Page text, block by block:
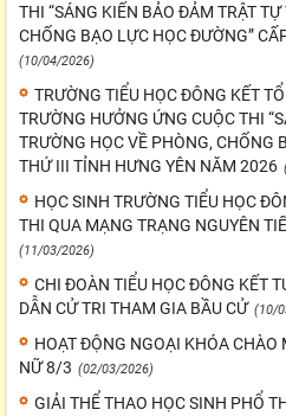
THI “SÁNG KIẾN BẢO ĐẢM TRẬT
CHỐNG BẠO LỰC HỌC ĐƯỜNG”
(10/04/2026)
TRƯỜNG TIỂU HỌC ĐÔNG KẾT
TRƯỜNG HƯỞNG ỨNG CUỘC THI
TRƯỜNG HỌC VỀ PHÒNG, CHỐNG
THỨ III TỈNH HƯNG YÊN NĂM 2026
HỌC SINH TRƯỜNG TIỂU HỌC
THI QUA MẠNG TRẠNG NGUYÊN
(11/03/2026)
CHI ĐOÀN TIỂU HỌC ĐÔNG KẾT
DẪN CỬ TRI THAM GIA BẦU CỬ (10/
HOẠT ĐỘNG NGOẠI KHÓA CHÀO
NỮ 8/3 (02/03/2026)
GIẢI THỂ THAO HỌC SINH PHỔ